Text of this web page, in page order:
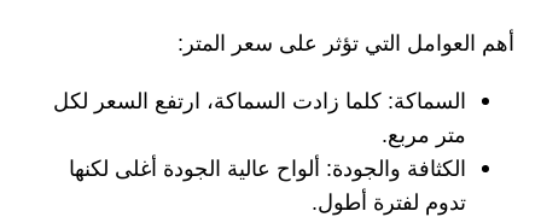
أهم العوامل التي تؤثر على سعر المتر:
السماكة: كلما زادت السماكة، ارتفع السعر لكل
متر مربع.
الكثافة والجودة: ألواح عالية الجودة أغلى لكنها
تدوم لفترة أطول.